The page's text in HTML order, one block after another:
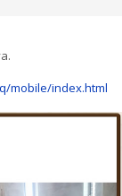
mobile/index.html